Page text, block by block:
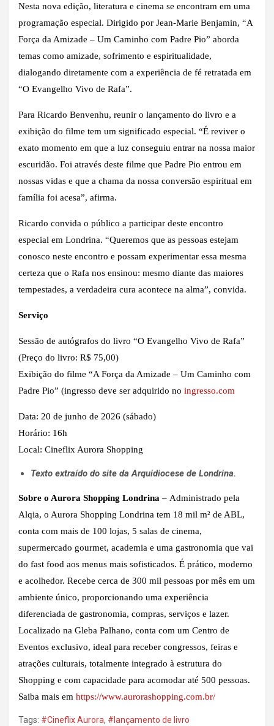
Nesta nova edição, literatura e cinema se encontram em uma
programação especial. Dirigido por Jean-Marie Benjamin, “A
Força da Amizade – Um Caminho com Padre Pio” aborda
temas como amizade, sofrimento e espiritualidade,
dialogando diretamente com a experiência de fé retratada em
“O Evangelho Vivo de Rafa”.
Para Ricardo Benvenhu, reunir o lançamento do livro e a
exibição do filme tem um significado especial. “É reviver o
exato momento em que a luz conseguiu entrar na nossa maior
escuridão. Foi através deste filme que Padre Pio entrou em
nossas vidas e que a chama da nossa conversão espiritual em
família foi acesa”, afirma.
Ricardo convida o público a participar deste encontro
especial em Londrina. “Queremos que as pessoas estejam
conosco neste encontro e possam experimentar essa mesma
certeza que o Rafa nos ensinou: mesmo diante das maiores
tempestades, a verdadeira cura acontece na alma”, convida.
Serviço
Sessão de autógrafos do livro “O Evangelho Vivo de Rafa”
(Preço do livro: R$ 75,00)
Exibição do filme “A Força da Amizade – Um Caminho com
Padre Pio” (ingresso deve ser adquirido no ingresso.com
Data: 20 de junho de 2026 (sábado)
Horário: 16h
Local: Cineflix Aurora Shopping
Texto extraído do site da Arquidiocese de Londrina.
Sobre o Aurora Shopping Londrina – Administrado pela
Alqia, o Aurora Shopping Londrina tem 18 mil m² de ABL,
conta com mais de 100 lojas, 5 salas de cinema,
supermercado gourmet, academia e uma gastronomia que vai
do fast food aos menus mais sofisticados. É prático, moderno
e acolhedor. Recebe cerca de 300 mil pessoas por mês em um
ambiente único, proporcionando uma experiência
diferenciada de gastronomia, compras, serviços e lazer.
Localizado na Gleba Palhano, conta com um Centro de
Eventos exclusivo, ideal para receber congressos, feiras e
atrações culturais, totalmente integrado à estrutura do
Shopping e com capacidade para acomodar até 500 pessoas.
Saiba mais em https://www.aurorashopping.com.br/
Tags: #Cineflix Aurora, #lançamento de livro